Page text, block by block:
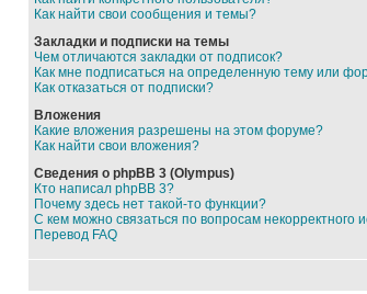
Как найти свои сообщения и темы?
Закладки и подписки на темы
Чем отличаются закладки от подписок?
Как мне подписаться на определенную тему или
Как отказаться от подписки?
Вложения
Какие вложения разрешены на этом форуме?
Как найти свои вложения?
Сведения о phpBB 3 (Olympus)
Кто написал phpBB 3?
Почему здесь нет такой-то функции?
С кем можно связаться по вопросам
Перевод FAQ